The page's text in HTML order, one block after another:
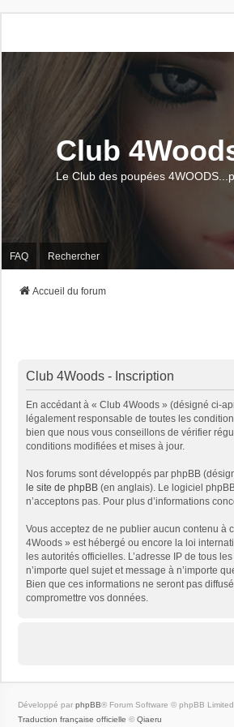
Club
Le Club des poupées
FAQ Rechercher
Accueil du forum
Club 4Woods - Inscription
En accédant à « Club 4Woods » (désigné ci-
légalement responsable de toutes les
bien que nous vous conseillons de vérifier
conditions modifiées et mises à jour.
Nos forums sont développés par phpBB
le site de phpBB (en anglais). Le logiciel
n’acceptons pas. Pour plus d’informations
Vous acceptez de ne publier aucun contenu à
4Woods » est hébergé ou encore la loi
les autorités officielles. L’adresse IP de tous
n’importe quel sujet et message à n’importe
Bien que ces informations ne seront pas
compromettre vos données.
Développé par phpBB® Forum Software © phpBB Limited
Traduction française officielle © Qiaeru